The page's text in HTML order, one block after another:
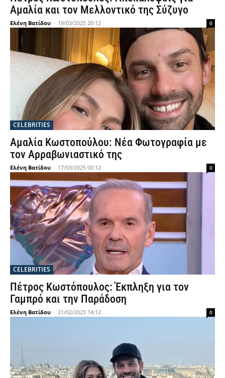
Αμαλία και τον Μελλοντικό της Σύζυγο
Ελένη Βατίδου - 19/03/2025 20:12 0
CELEBRITIES
Αμαλία Κωστοπούλου: Νέα Φωτογραφία με
τον Αρραβωνιαστικό της
Ελένη Βατίδου - 17/03/2025 00:12 0
CELEBRITIES
Πέτρος Κωστόπουλος: Έκπληξη για τον
Γαμπρό και την Παράδοση
Ελένη Βατίδου - 21/02/2025 14:12 0